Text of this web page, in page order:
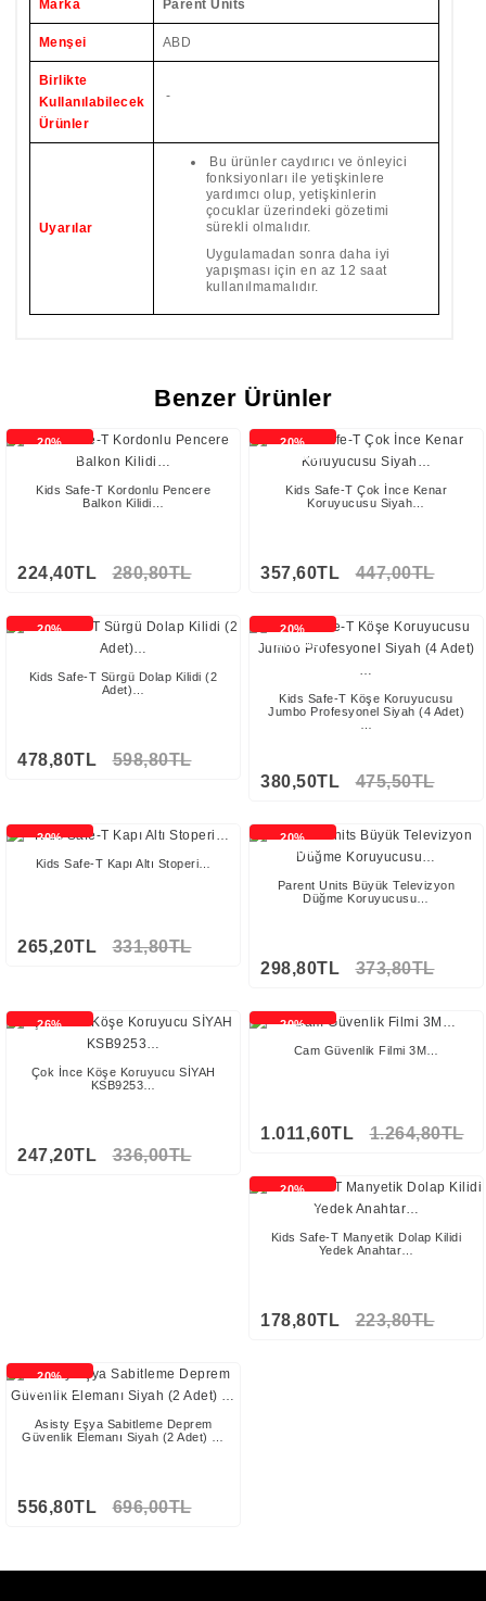
Marka Parent Units
Menşei ABD
Birlikte
Kullanılabilecek
Ürünler
-
Uyarılar
Bu ürünler caydırıcı ve önleyici
fonksiyonları ile yetişkinlere
yardımcı olup, yetişkinlerin
çocuklar üzerindeki gözetimi
sürekli olmalıdır.
Uygulamadan sonra daha iyi
yapışması için en az 12 saat
kullanılmamalıdır.
Benzer Ürünler
20%
İNDİRİMLİ
Kids Safe-T Kordonlu Pencere
Balkon Kilidi…
224,40TL 280,80TL
20%
İNDİRİMLİ
Kids Safe-T Çok İnce Kenar
Koruyucusu Siyah…
357,60TL 447,00TL
20%
Kids Safe-T Sürgü Dolap Kilidi (2
Adet)…
478,80TL 598,80TL
20%
İNDİRİMLİ
Kids Safe-T Köşe Koruyucusu
Jumbo Profesyonel Siyah (4 Adet)
380,50TL 475,50TL
20%
Stokta Yok
Kids Safe-T Kapı Altı Stoperi…
265,20TL 331,80TL
20%
İNDİRİMLİ
Parent Units Büyük Televizyon
Düğme Koruyucusu…
298,80TL 373,80TL
26%
Çok İnce Köşe Koruyucu SİYAH
KSB9253…
247,20TL 336,00TL
20%
Cam Güvenlik Filmi 3M…
1.011,60TL 1.264,80TL
20%
İNDİRİMLİ
Kids Safe-T Manyetik Dolap Kilidi
Yedek Anahtar…
178,80TL 223,80TL
20%
İNDİRİMLİ
Asisty Eşya Sabitleme Deprem
Güvenlik Elemanı Siyah (2 Adet) …
556,80TL 696,00TL